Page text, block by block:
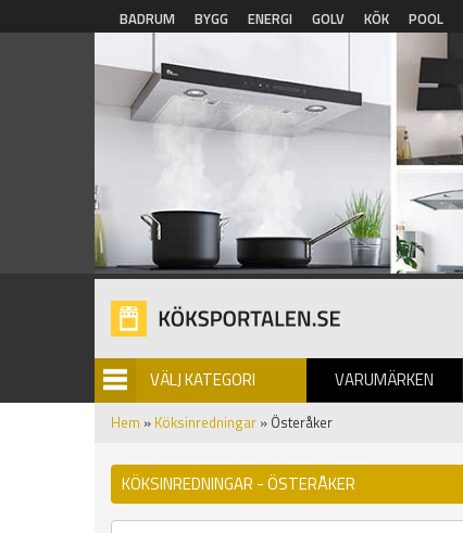
Hoppa till huvudinnehåll
BADRUM BYGG ENERGI GOLV KÖK POOL
VÄLJ KATEGORI VARUMÄRKEN
BILDGALLERI
Hem » Köksinredningar » Österåker
KÖKSINREDNINGAR - ÖSTERÅKER